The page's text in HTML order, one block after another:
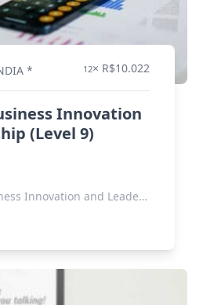
* 12× R$10.022
Innovation
(Level 9)
Master of Business Innovation and Leadership